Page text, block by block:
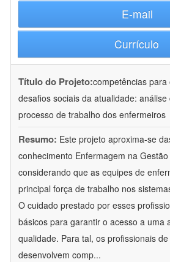
E-mail
Currículo
Título do Projeto:competências
desafios sociais da atualidade:
processo de trabalho dos enfermeiros
Resumo: Este projeto aproxima-se
conhecimento Enfermagem na
considerando que as equipes de
principal força de trabalho nos
O cuidado prestado por esses
básicos para garantir o acesso a uma
qualidade. Para tal, os profissionais
desenvolvem comp...